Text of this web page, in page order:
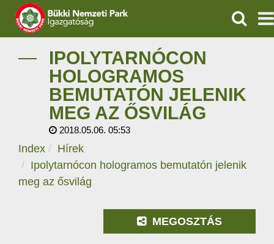
IGAZGATÓSÁG
TERMÉSZETVÉDELEM
VÍZVÉDELEM
ÖKOTURIZMUS
OKTATÁS
IPOLYTARNÓCON
HOLOGRAMOS
BEMUTATÓN JELENIK
MEG AZ ŐSVILÁG
2018.05.06. 05:53
Index
Hírek
Ipolytarnócon hologramos bemutatón jelenik
meg az ősvilág
MEGOSZTÁS